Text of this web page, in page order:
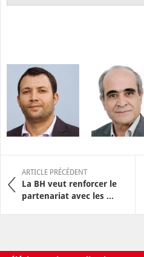
ARTICLE PRÉCÉDENT
La BH veut renforcer le
partenariat avec les ...